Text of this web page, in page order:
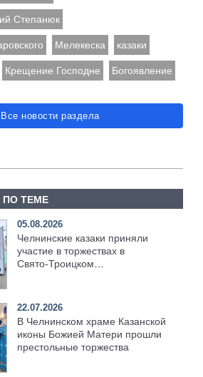
Степанюк
Мелекеска казаки
Крещение Господне Богоявление
Все новости раздела
ТЕМЕ
05.08.2026
Челнинские казаки приняли
участие в торжествах в
Свято‑Троицком
22.07.2026
В Челнинском храме Казанской
иконы Божией Матери прошли
престольные торжества